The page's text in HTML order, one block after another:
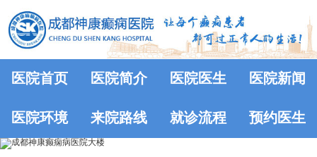
医院首页 医院简介 医院医生 医院新闻
医院环境 来院路线 就诊流程 预约医生